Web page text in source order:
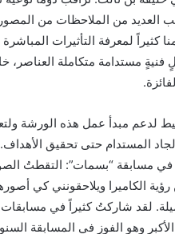
العديد من الملاحظات من
كثيراً لمعرفة التأثيرات
مستدامة متكاملة العناصر،
مبدأ عمل هذه الورشة
المستدام حتى تحقيق الأهداف.
في مسابقة “بسمات”: التقطتُ
الكاميرا ويلاحقونني كي
لقد شاركتُ كثيراً في
وهو الفوز في المسابقة